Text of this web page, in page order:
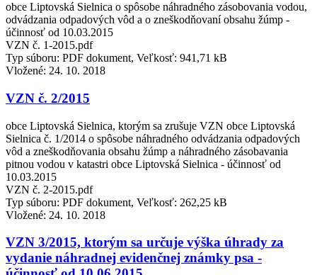
obce Liptovská Sielnica o spôsobe náhradného zásobovania vodou,
odvádzania odpadových vôd a o zneškodňovaní obsahu žúmp -
účinnosť od 10.03.2015
VZN č. 1-2015.pdf
Typ súboru: PDF dokument, Veľkosť: 941,71 kB
Vložené: 24. 10. 2018
VZN č. 2/2015
obce Liptovská Sielnica, ktorým sa zrušuje VZN obce Liptovská
Sielnica č. 1/2014 o spôsobe náhradného odvádzania odpadových
vôd a zneškodňovania obsahu žúmp a náhradného zásobavania
pitnou vodou v katastri obce Liptovská Sielnica - účinnosť od
10.03.2015
VZN č. 2-2015.pdf
Typ súboru: PDF dokument, Veľkosť: 262,25 kB
Vložené: 24. 10. 2018
VZN 3/2015, ktorým sa určuje výška úhrady za
vydanie náhradnej evidenčnej známky psa -